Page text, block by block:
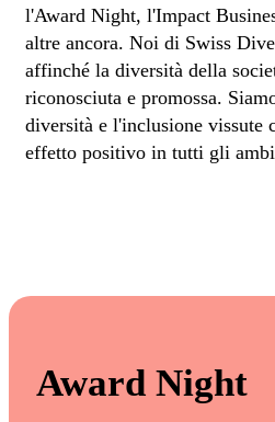
l'Award Night, l'Impact
altre ancora. Noi di Swiss
affinché la diversità della
riconosciuta e promossa.
diversità e l'inclusione vissute
effetto positivo in tutti gli
Award Night